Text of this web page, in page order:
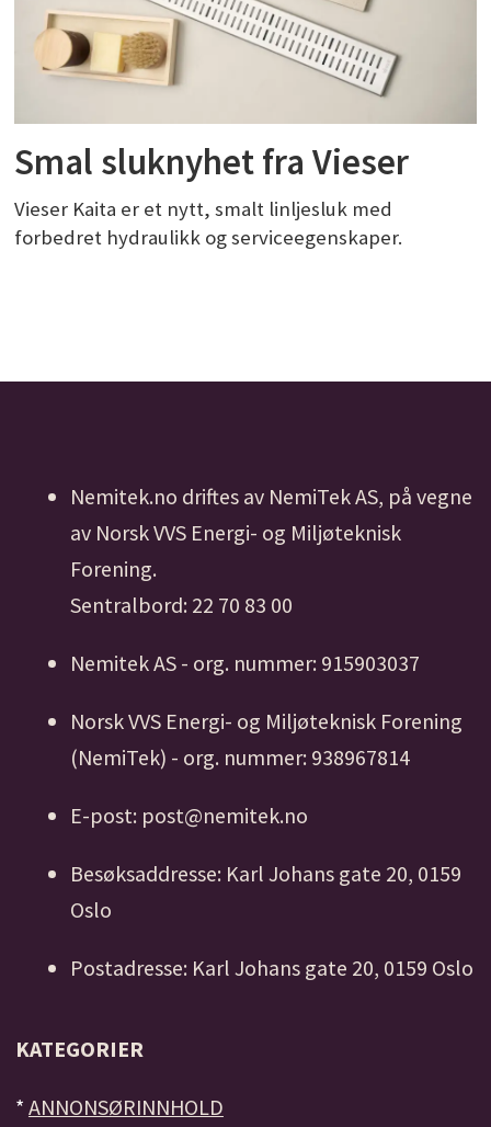
Smal sluknyhet fra Vieser
Vieser Kaita er et nytt, smalt linljesluk med
forbedret hydraulikk og serviceegenskaper.
Nemitek.no driftes av NemiTek AS, på vegne
av Norsk VVS Energi- og Miljøteknisk
Forening.
Sentralbord: 22 70 83 00
Nemitek AS - org. nummer: 915903037
Norsk VVS Energi- og Miljøteknisk Forening
(NemiTek) - org. nummer: 938967814
E-post: post@nemitek.no
Besøksaddresse: Karl Johans gate 20, 0159
Oslo
Postadresse: Karl Johans gate 20, 0159 Oslo
KATEGORIER
* ANNONSØRINNHOLD